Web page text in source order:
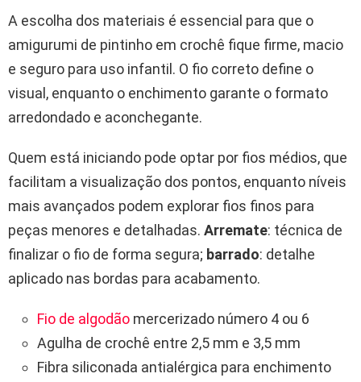
A escolha dos materiais é essencial para que o
amigurumi de pintinho em crochê fique firme, macio
e seguro para uso infantil. O fio correto define o
visual, enquanto o enchimento garante o formato
arredondado e aconchegante.
Quem está iniciando pode optar por fios médios, que
facilitam a visualização dos pontos, enquanto níveis
mais avançados podem explorar fios finos para
peças menores e detalhadas. Arremate: técnica de
finalizar o fio de forma segura; barrado: detalhe
aplicado nas bordas para acabamento.
Fio de algodão mercerizado número 4 ou 6
Agulha de crochê entre 2,5 mm e 3,5 mm
Fibra siliconada antialérgica para enchimento